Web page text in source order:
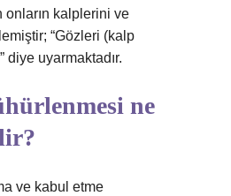
onların kalplerini ve
“Gözleri (kalp
diye uyarmaktadır.
ne
ve kabul etme